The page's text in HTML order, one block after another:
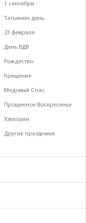
1 сентября
Татьянин день
23 февраля
День ВДВ
Рождество
Крещение
Медовый Спас
Прощенное Воскресенье
Хэллоуин
Другие праздники